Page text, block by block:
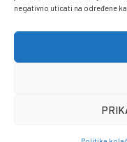
negativno uticati na određene